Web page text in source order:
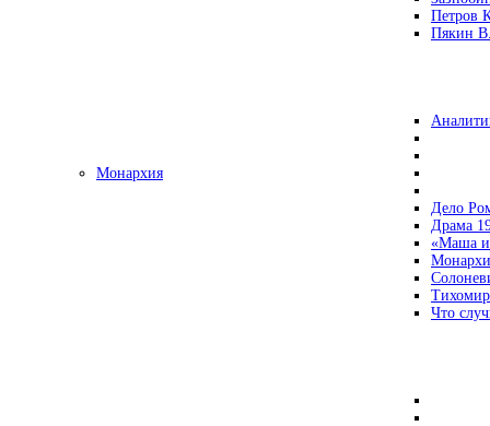
Петров
Пякин
Монархия
Дело
Драма
«Маша и
Что